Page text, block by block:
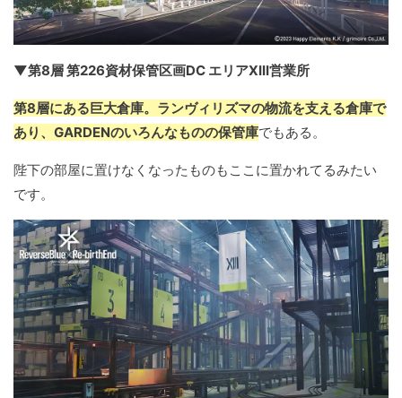
▼第8層 第226資材保管区画DC エリアXIII営業所
第8層にある巨大倉庫。ランヴィリズマの物流を支える倉庫で
あり、GARDENのいろんなものの保管庫でもある。
陛下の部屋に置けなくなったものもここに置かれてるみたい
です。